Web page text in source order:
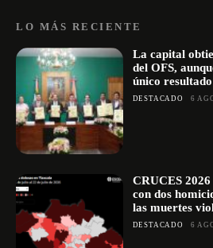
LO MÁS RECIENTE
La capital
del OFS,
único
DESTACADO 6
CRUCES
con dos
las muertes
DESTACADO 6